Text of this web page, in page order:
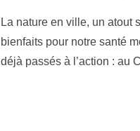
La nature en ville, un
bienfaits pour notre santé
déjà passés à l’action : au